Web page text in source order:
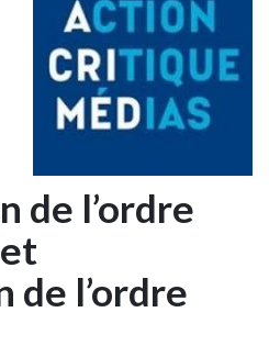
de l’ordre
de l’ordre